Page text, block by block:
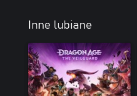
Inne lubiane